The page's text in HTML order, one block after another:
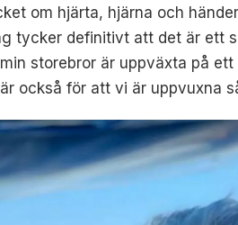
om hjärta, hjärna och
tycker definitivt att det är ett
storebror är uppväxta på
också för att vi är uppvuxna